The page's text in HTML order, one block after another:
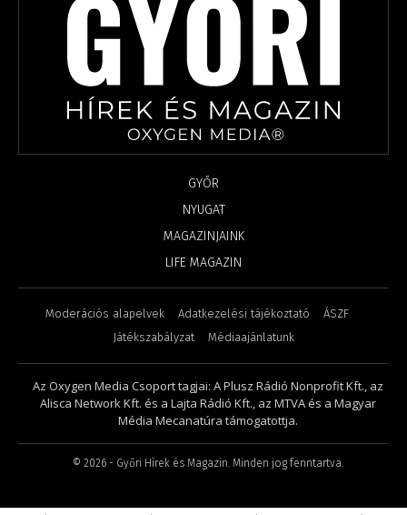
GYŐR
NYUGAT
MAGAZINJAINK
LIFE MAGAZIN
Moderációs alapelvek Adatkezelési tájékoztató
ÁSZF
Játékszabályzat
Médiaajánlatunk
Az Oxygen Media Csoport tagjai: A Plusz Rádió Nonprofit Kft., az
Alisca Network Kft. és a Lajta Rádió Kft., az MTVA és a Magyar
Média Mecanatúra támogatottja.
© 2026 - Győri Hírek és Magazin. Minden jog fenntartva.